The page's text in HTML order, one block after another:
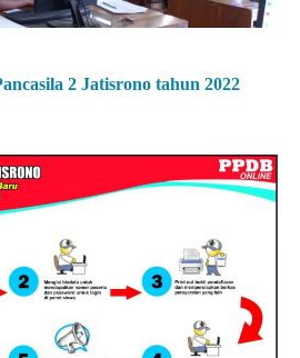
2 Jatisrono tahun 2022